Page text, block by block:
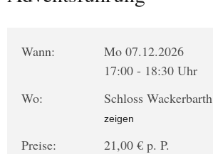
Wann:
Mo 07.12.2026
17:00 - 18:30 Uhr
Wo:
Schloss Wackerbarth
zeigen
Preise:
21,00 € p. P.